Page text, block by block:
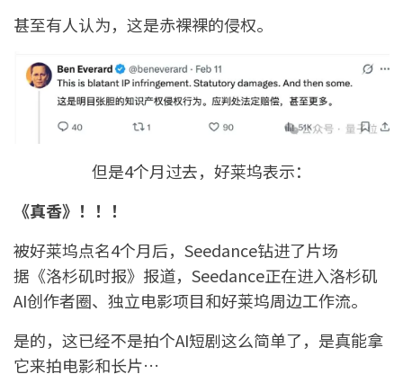
甚至有人认为，这是赤裸裸的侵权。
但是4个月过去，好莱坞表示：
《真香》！！！
被好莱坞点名4个月后，Seedance钻进了片场
据《洛杉矶时报》报道，Seedance正在进入洛杉矶
AI创作者圈、独立电影项目和好莱坞周边工作流。
是的，这已经不是拍个AI短剧这么简单了，是真能拿
它来拍电影和长片…